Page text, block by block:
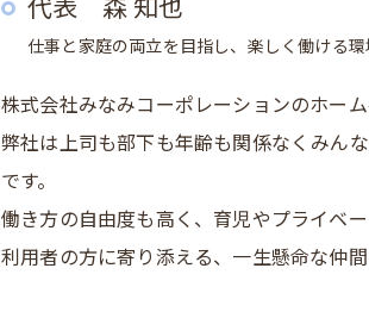
代表 森 知也
仕事と家庭の両立を目指し、楽しく働ける
株式会社みなみコーポレーションのホー
弊社は上司も部下も年齢も関係なくみん
です。
働き方の自由度も高く、育児やプライベ
利用者の方に寄り添える、一生懸命な仲間